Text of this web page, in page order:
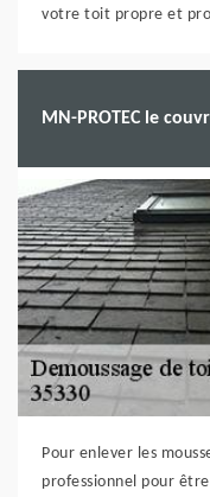
votre toit propre et
MN-PROTEC le
Pour enlever les
professionnel pour